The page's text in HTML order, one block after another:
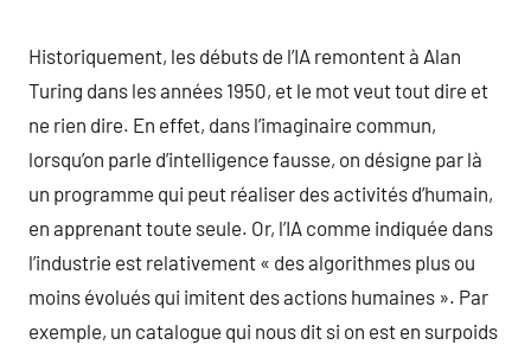
Historiquement, les débuts de l’IA remontent à Alan
Turing dans les années 1950, et le mot veut tout dire et
ne rien dire. En effet, dans l’imaginaire commun,
lorsqu’on parle d’intelligence fausse, on désigne par là
un programme qui peut réaliser des activités d’humain,
en apprenant toute seule. Or, l’IA comme indiquée dans
l’industrie est relativement « des algorithmes plus ou
moins évolués qui imitent des actions humaines ». Par
exemple, un catalogue qui nous dit si on est en surpoids